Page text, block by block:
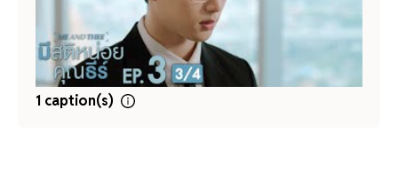
1 caption(s)